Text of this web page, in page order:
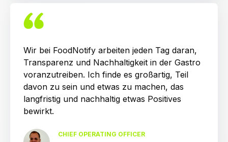
Wir bei FoodNotify arbeiten jeden Tag daran,
Transparenz und Nachhaltigkeit in der Gastro
voranzutreiben. Ich finde es großartig, Teil
davon zu sein und etwas zu machen, das
langfristig und nachhaltig etwas Positives
bewirkt.
CHIEF OPERATING OFFICER